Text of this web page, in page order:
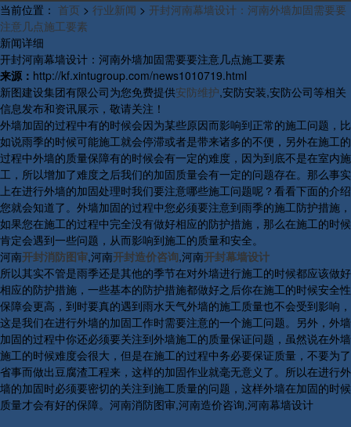
当前位置： 首页 > 行业新闻 > 开封河南幕墙设计：河南外墙加固需要要
注意几点施工要素
新闻详细
开封河南幕墙设计：河南外墙加固需要要注意几点施工要素
来源： http://kf.xintugroup.com/news1010719.html
新图建设集团有限公司为您免费提供安防维护,安防安装,安防公司等相关
信息发布和资讯展示，敬请关注！
外墙加固的过程中有的时候会因为某些原因而影响到正常的施工问题，比
如说雨季的时候可能施工就会停滞或者是带来诸多的不便，另外在施工的
过程中外墙的质量保障有的时候会有一定的难度，因为到底不是在室内施
工，所以增加了难度之后我们的加固质量会有一定的问题存在。那么事实
上在进行外墙的加固处理时我们要注意哪些施工问题呢？看看下面的介绍
您就会知道了。外墙加固的过程中您必须要注意到雨季的施工防护措施，
如果您在施工的过程中完全没有做好相应的防护措施，那么在施工的时候
肯定会遇到一些问题，从而影响到施工的质量和安全。
河南开封消防图审,河南开封造价咨询,河南开封幕墙设计
所以其实不管是雨季还是其他的季节在对外墙进行施工的时候都应该做好
相应的防护措施，一些基本的防护措施都做好之后你在施工的时候安全性
保障会更高，到时要真的遇到雨水天气外墙的施工质量也不会受到影响，
这是我们在进行外墙的加固工作时需要注意的一个施工问题。另外，外墙
加固的过程中你还必须要关注到外墙施工的质量保证问题，虽然说在外墙
施工的时候难度会很大，但是在施工的过程中务必要保证质量，不要为了
省事而做出豆腐渣工程来，这样的加固作业就毫无意义了。所以在进行外
墙的加固时必须要密切的关注到施工质量的问题，这样外墙在加固的时候
质量才会有好的保障。河南消防图审,河南造价咨询,河南幕墙设计